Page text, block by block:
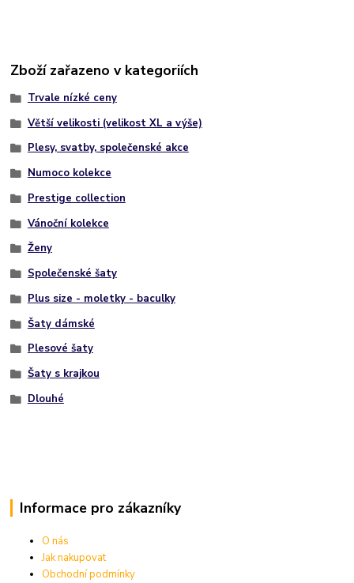
Zboží zařazeno v kategoriích
Trvale nízké ceny
Větší velikosti (velikost XL a výše)
Plesy, svatby, společenské akce
Numoco kolekce
Prestige collection
Vánoční kolekce
Ženy
Společenské šaty
Plus size - moletky - baculky
Šaty dámské
Plesové šaty
Šaty s krajkou
Dlouhé
Informace pro zákazníky
O nás
Jak nakupovat
Obchodní podmínky